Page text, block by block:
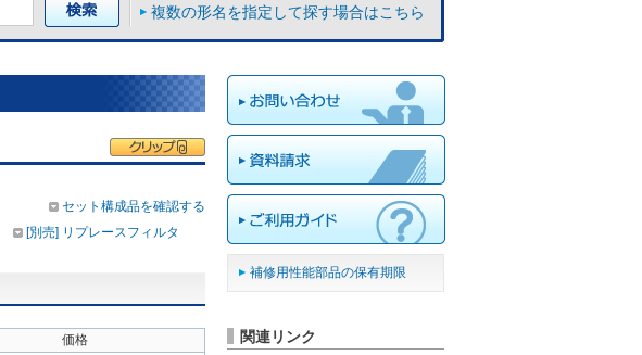
複数の形名を指定して探す場合はこちら
セット構成品を確認する
[別売] リプレースフィルタ
価格
補修用性能部品の保有期限
関連リンク